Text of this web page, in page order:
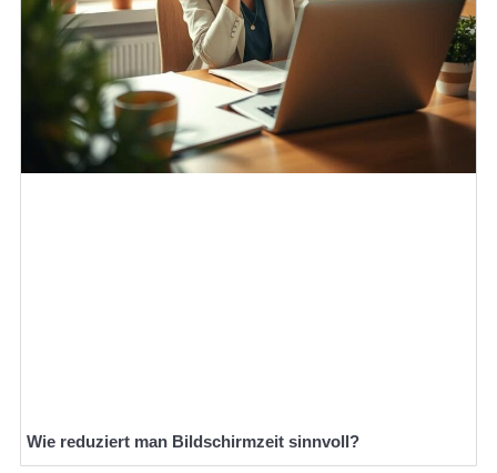
Wie reduziert man Bildschirmzeit sinnvoll?